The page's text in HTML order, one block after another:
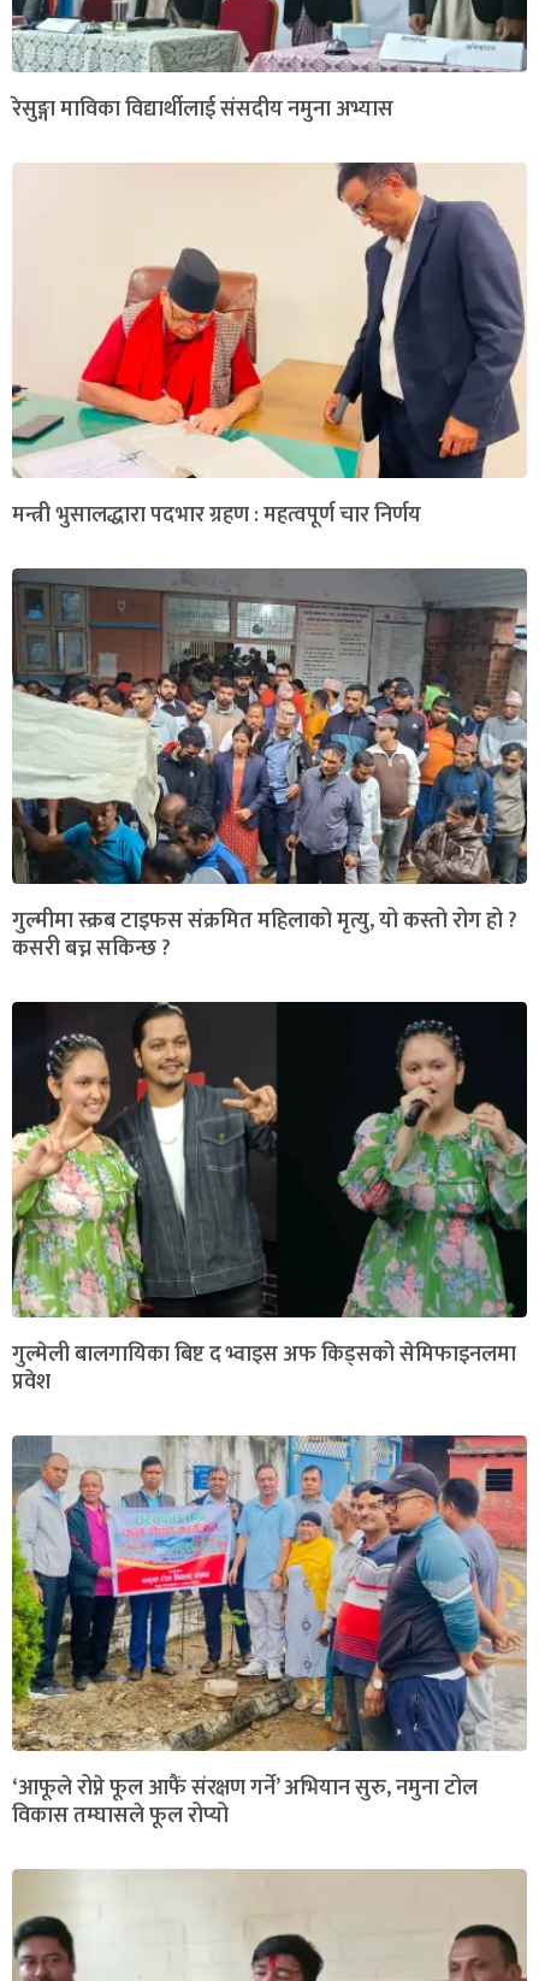
रेसुङ्गा माविका विद्यार्थीलाई संसदीय नमुना अभ्यास
मन्त्री भुसालद्धारा पदभार ग्रहण : महत्वपूर्ण चार निर्णय
गुल्मीमा स्क्रब टाइफस संक्रमित महिलाको मृत्यु, यो कस्तो रोग हो ?
कसरी बच्न सकिन्छ ?
गुल्मेली बालगायिका बिष्ट द भ्वाइस अफ किड्सको सेमिफाइनलमा
प्रवेश
‘आफूले रोप्ने फूल आफैं संरक्षण गर्ने’ अभियान सुरु, नमुना टोल
विकास तम्घासले फूल रोप्यो